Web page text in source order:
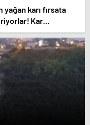
yağan karı fırsata
Kar
serinliyorlar:
bize etki etmiyor’